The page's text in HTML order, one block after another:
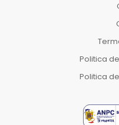
Politica
Politica